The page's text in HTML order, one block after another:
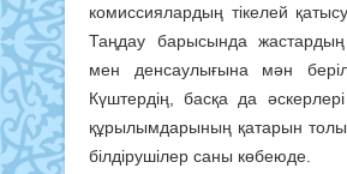
комиссиялардың тікелей
Таңдау барысында
мен денсаулығына мән
Күштердің, басқа да
құрылымдарының қатарын
білдірушілер саны көбеюде.